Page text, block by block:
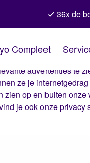
wij ervoor dat je
advertenties te
ze je
zien op en buiten onze
je ook onzeprivacy
36x de
Compleet
Start